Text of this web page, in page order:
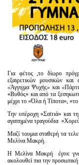
Για φέτος ,το δίωρο
εξαιρετικών μουσικών
«Άγγιγμα Ψυχής» και«Πάρτι
«Βυθός» και από τα
μέχρι το «Όλα ή Τίποτα»,
Την υπέροχη «Σαϊτιά» και
αγαπημένα τραγούδια
Μαζί τουμια σταθερή τα
Μελίνα Μακρή.
Η Μελίνα Μακρή έγινε
ακολουθεί πια την